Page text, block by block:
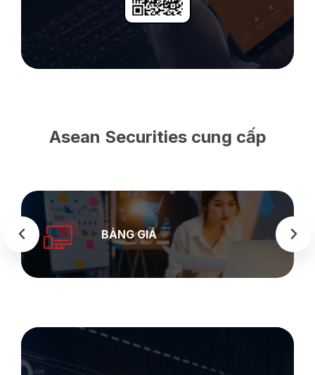
Asean Securities cung cấp
BẢNG GIÁ